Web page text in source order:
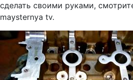
сделать своими руками,
maysternya tv.